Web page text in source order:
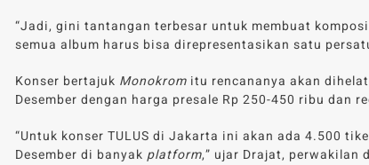
“Jadi, gini tantangan terbesar untuk membuat
semua album harus bisa direpresentasikan satu
Konser bertajuk Monokrom itu rencananya akan
Desember dengan harga presale Rp 250-450 ribu dan
“Untuk konser TULUS di Jakarta ini akan ada 4.500
Desember di banyakplatform,” ujar Drajat, perwakilan